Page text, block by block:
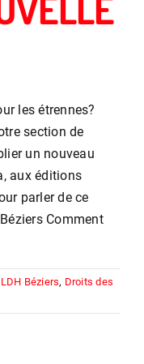
les étrennes?
section de
un nouveau
aux éditions
parler de ce
Comment
Béziers, Droits des